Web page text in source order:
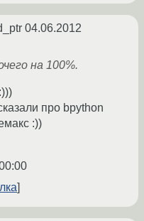
04.06.2012
на 100%.
про bpython
:))